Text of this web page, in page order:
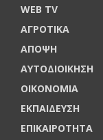
WEB TV
ΑΓΡΟΤΙΚΑ
ΑΠΟΨΗ
ΑΥΤΟΔΙΟΙΚΗΣΗ
ΟΙΚΟΝΟΜΙΑ
ΕΚΠΑΙΔΕΥΣΗ
ΕΠΙΚΑΙΡΟΤΗΤΑ